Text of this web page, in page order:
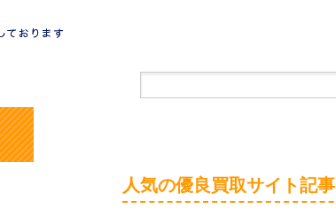
人気の優良買取サイト記事